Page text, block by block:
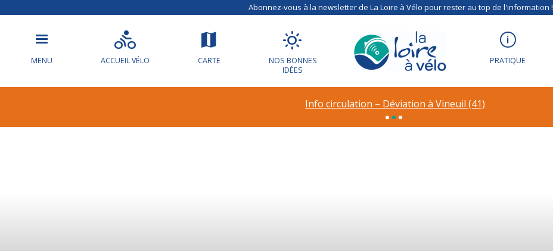
Abonnez-vous à la newsletter de La Loire à Vélo pour rester au top de l'information !
MENU ACCUEIL VÉLO CARTE
NOS BONNES
IDÉES
PRATIQUE
Info circulation – Déviation à Vineuil (41)